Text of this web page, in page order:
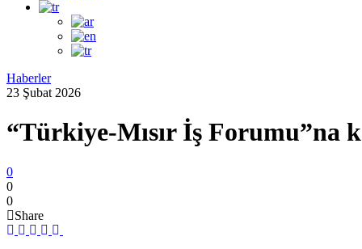
Haberler
23 Şubat 2026
“Türkiye-Mısır İş Forumu”na
0
0
0
Share